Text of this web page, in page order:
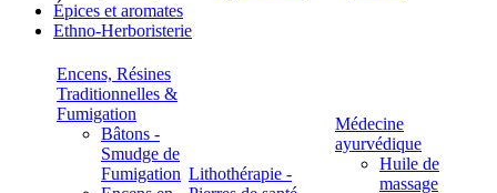
Épices et aromates
Ethno-Herboristerie
Encens, Résines
Traditionnelles &
Fumigation
Bâtons -
Smudge de
Fumigation Lithothérapie -
Médecine
ayurvédique
Huile de
massage